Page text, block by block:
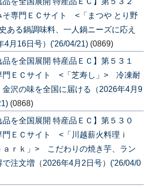
専門ＥＣサイト <「まつや とり野
る鍋調味料、一人鍋ニーズに応え
4月16日号）('26/04/21) (0869)
品を全国展開 特産品ＥＣ】第５３１
ＥＣサイト <「芝寿し」> 冷凍耐
沢の味を全国に届ける（2026年4月9
(0868)
品を全国展開 特産品ＥＣ】第５３０
ＥＣサイト <「川越薪火料理ｉ
ｒｋ」> こだわりの焼き芋、ラン
で注文増（2026年4月2日号）('26/04/0